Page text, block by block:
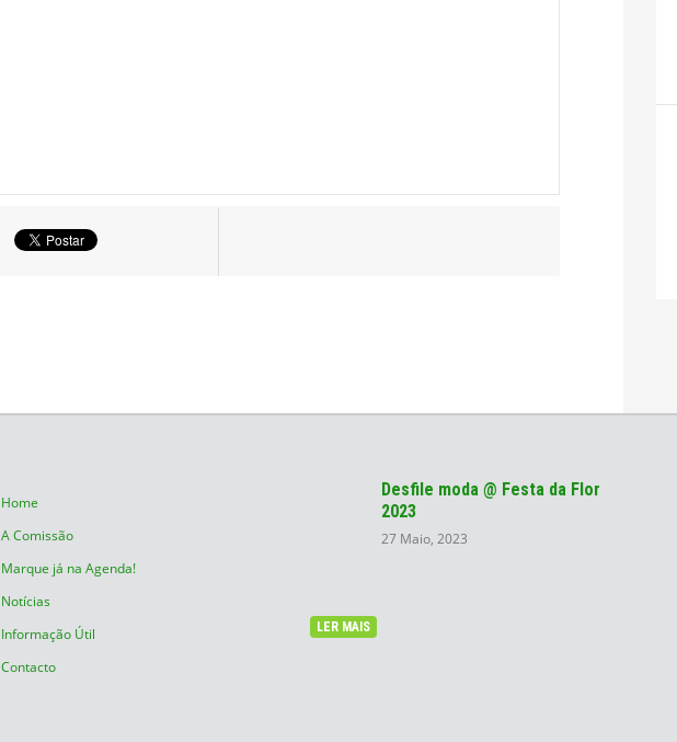
Home
A Comissão
Marque já na Agenda!
Notícias
Informação Útil
Contacto
Desfile moda @ Festa da Flor
2023
27 Maio, 2023
LER MAIS